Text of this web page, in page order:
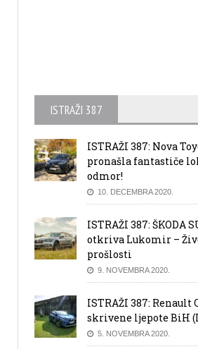
ISTRAŽI 387
ISTRAŽI 387: Nova
pronašla fantastiče
odmor!
10. DECEMBRA 2020.
ISTRAŽI 387: ŠKODA
otkriva Lukomir –
prošlosti
9. NOVEMBRA 2020.
ISTRAŽI 387:
skrivene ljepote BiH
5. NOVEMBRA 2020.